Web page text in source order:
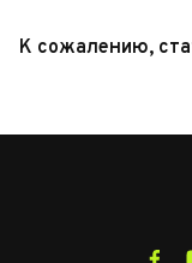
К сожалению,